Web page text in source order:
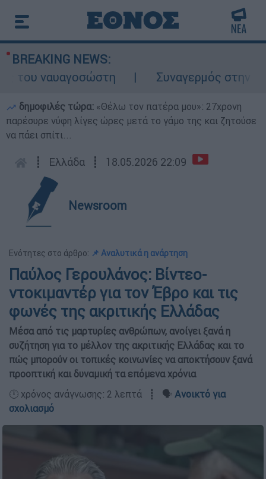
BREAKING NEWS:
ναυαγοσώστη
Συναγερμός στην
δημοφιλές τώρα: «Θέλω τον πατέρα μου»: 27χρονη
παρέσυρε νύφη λίγες ώρες μετά το γάμο της και ζητούσε
να πάει σπίτι...
┋ Ελλάδα ┋ 18.05.2026 22:09
Newsroom
Ενότητες στο άρθρο: 📌 Αναλυτικά η ανάρτηση
Παύλος Γερουλάνος: Βίντεο-
ντοκιμαντέρ για τον Έβρο και τις
φωνές της ακριτικής Ελλάδας
Μέσα από τις μαρτυρίες ανθρώπων, ανοίγει ξανά η
συζήτηση για το μέλλον της ακριτικής Ελλάδας και το
πώς μπορούν οι τοπικές κοινωνίες να αποκτήσουν ξανά
προοπτική και δυναμική τα επόμενα χρόνια
🕛 χρόνος ανάγνωσης: 2 λεπτά ┋ 🗣️ Ανοικτό για
σχολιασμό